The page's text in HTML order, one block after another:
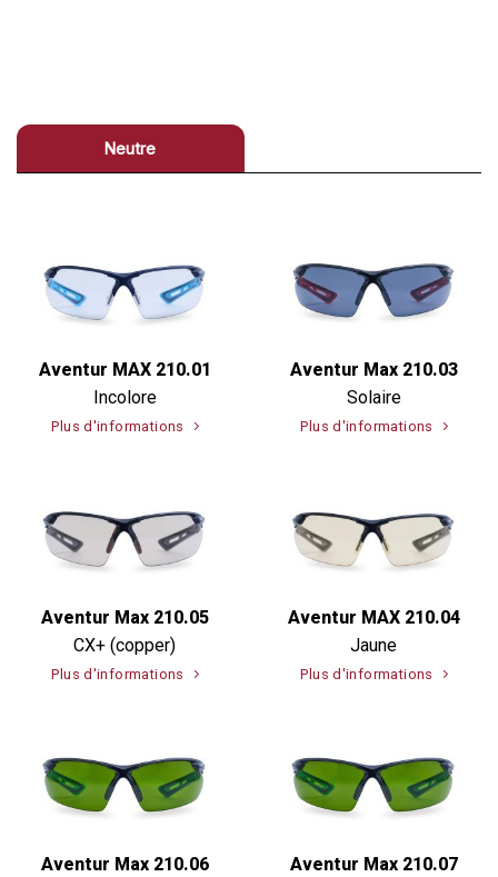
Neutre
Aventur MAX 210.01
Incolore
Plus d'informations
Aventur Max 210.03
Solaire
Plus d'informations
Aventur Max 210.05
CX+ (copper)
Plus d'informations
Aventur MAX 210.04
Jaune
Plus d'informations
Aventur Max 210.06
Aventur Max 210.07